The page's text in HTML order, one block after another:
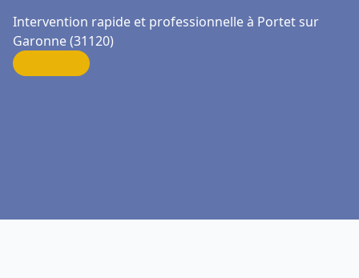
Intervention rapide et professionnelle à Portet sur
Garonne (31120)